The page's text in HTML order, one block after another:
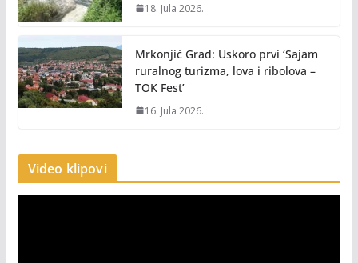
18. Jula 2026.
Mrkonjić Grad: Uskoro prvi ‘Sajam
ruralnog turizma, lova i ribolova –
TOK Fest’
16. Jula 2026.
Video klipovi